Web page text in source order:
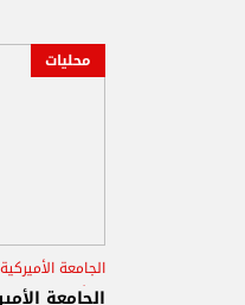
محليات
الجامعة
أمن الفضاء
الجامعة